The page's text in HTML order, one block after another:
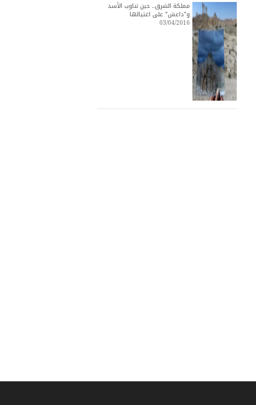
مملكة الشرق.. حين تناوب الأسد
و”داعش” على اغتيالها
03/04/2016